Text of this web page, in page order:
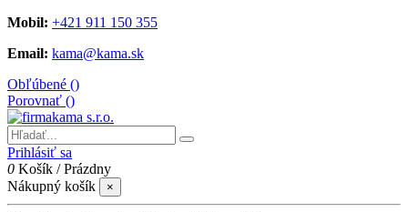
Mobil: +421 911 150 355
Email: kama@kama.sk
Obľúbené ()
Porovnať ()
Prihlásiť sa
0 Košík /Prázdny
Nákupný košík
×